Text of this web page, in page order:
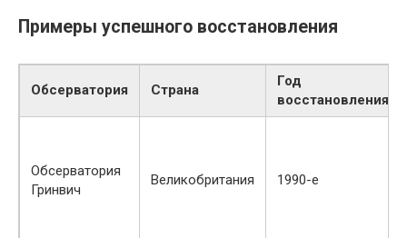
Примеры успешного восстановления
Обсерватория Страна
Год
восстановления
Обсерватория
Гринвич
Великобритания 1990-е